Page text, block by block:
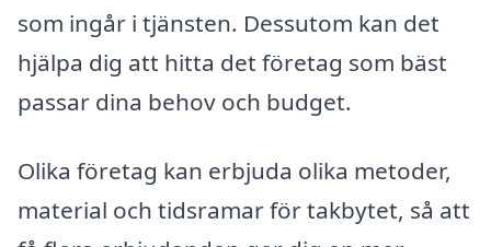
som ingår i tjänsten. Dessutom kan det
hjälpa dig att hitta det företag som bäst
passar dina behov och budget.
Olika företag kan erbjuda olika metoder,
material och tidsramar för takbytet, så att